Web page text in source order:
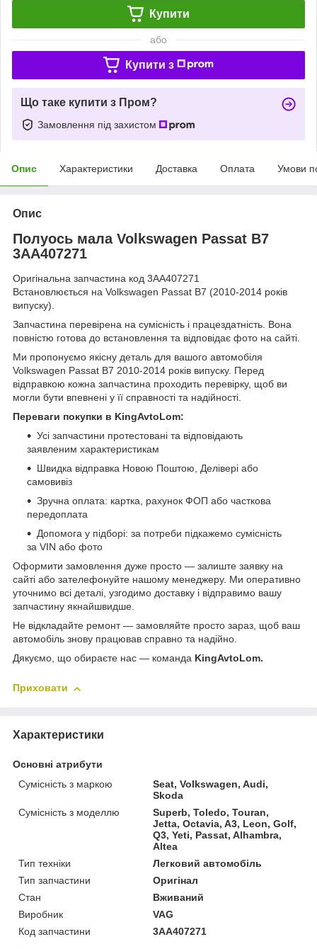
Купити
або
Купити з
Що таке купити з Пром?
Замовлення під захистом
Опис Характеристики Доставка Оплата Умови
Опис
Полуось мала Volkswagen Passat B7
3AA407271
Оригінальна запчастина код 3AA407271
Встановлюється на Volkswagen Passat B7 (2010-2014 років
випуску).
Запчастина перевірена на сумісність і працездатність. Вона
повністю готова до встановлення та відповідає фото на сайті.
Ми пропонуємо якісну деталь для вашого автомобіля
Volkswagen Passat B7 2010-2014 років випуску. Перед
відправкою кожна запчастина проходить перевірку, щоб ви
могли бути впевнені у її справності та надійності.
Переваги покупки в KingAvtoLom:
Усі запчастини протестовані та відповідають
заявленим характеристикам
Швидка відправка Новою Поштою, Делівері або
самовивіз
Зручна оплата: картка, рахунок ФОП або часткова
передоплата
Допомога у підборі: за потреби підкажемо сумісність
за VIN або фото
Оформити замовлення дуже просто — залиште заявку на
сайті або зателефонуйте нашому менеджеру. Ми оперативно
уточнимо всі деталі, узгодимо доставку і відправимо вашу
запчастину якнайшвидше.
Не відкладайте ремонт — замовляйте просто зараз, щоб ваш
автомобіль знову працював справно та надійно.
Дякуємо, що обираєте нас — команда KingAvtoLom.
Приховати
Характеристики
Основні атрибути
Сумісність з маркою
Seat, Volkswagen, Audi,
Skoda
Сумісність з моделлю
Superb, Toledo, Touran,
Jetta, Octavia, A3, Leon, Golf,
Q3, Yeti, Passat, Alhambra,
Altea
Тип техніки
Легковий автомобіль
Тип запчастини
Оригінал
Стан
Вживаний
Виробник
VAG
Код запчастини
3AA407271